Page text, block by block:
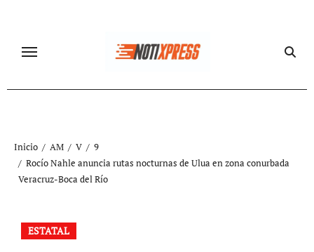
contenido
Inicio AM V
9
Rocío Nahle anuncia rutas nocturnas de Ulua en zona conurbada
Veracruz-Boca del Río
ESTATAL